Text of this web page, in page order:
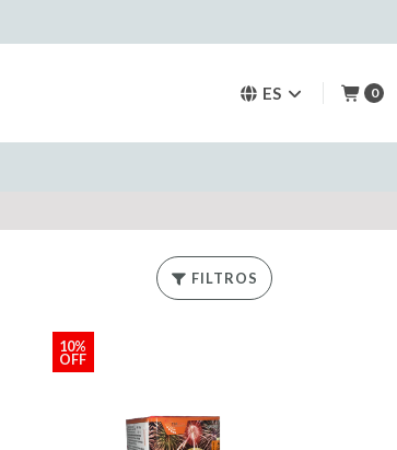
ES 0
FILTROS
10%
OFF